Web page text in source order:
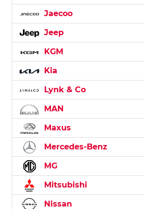
Jaecoo
Jeep
KGM
Kia
Lynk & Co
MAN
Maxus
Mercedes-Benz
MG
Mitsubishi
Nissan